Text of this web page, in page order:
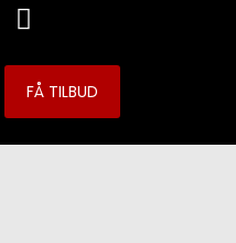
FÅ TILBUD